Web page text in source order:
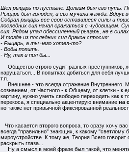
Шел рыцарь по пустыне. Долгим был его путь.
Рыцарь был голоден, и его мучила жажда. Вдруг
Собрал рыцарь все свои оставшиеся силы и
последних сил начал сражаться с чудовищем.
сил. Рядом упал обессиленный рыцарь, не в
И тогда из последних сил дракон спросил:
- Рыцарь, а ты чего хотел-то?
- Воды попить.
- Ну, так и пил бы...
Общество строго судит разных преступников,
нарушаться... В попытках добиться для себя
т.п.
Внешнее - это всегда отражение Внутреннего.
сознанием, от Частного - к Общему, от клетки - к
картину, нужно уметь свободно переходить как к
перекоса, я специально акцентирую внимание на
но также нет привычной фиксированной
Что касается второго вопроса, то сразу хочу
всегда "правильно" знающих, к какому
мироустройстве. К тому же, Теория Всего
раскрыть глаза...
Ну а смысл в моей фразе был такой, что